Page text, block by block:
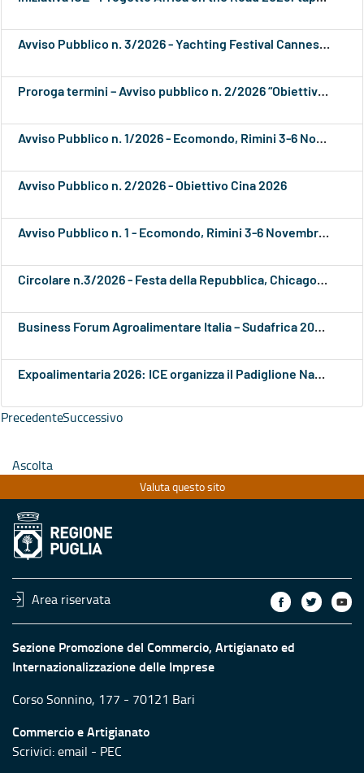
Avviso Pubblico n. 3/2026 - Yachting Festival Cannes 2026
Proroga termini – Avviso pubblico n. 2/2026 “Obiettivo Cina 2026”
Avviso Pubblico n. 1/2026 - Ecomondo, Rimini 3-6 Novembre 2026
Avviso Pubblico n. 2/2026 - Obiettivo Cina 2026
Avviso Pubblico n. 1 - Ecomondo, Rimini 3-6 Novembre 2026
Circolare n.3/2026 - Festa della Repubblica, Chicago: elenco delle imprese ammesse
Business Forum Agroalimentare Italia – Sudafrica 2026: opportunità di collaborazione e sviluppo per le imprese italiane
Expoalimentaria 2026: ICE organizza il Padiglione Nazionale Italiano a Lima
PrecedenteSuccessivo
Ascolta
Valuta questo sito
Area riservata
Sezione Promozione del Commercio, Artigianato ed
Internazionalizzazione delle Imprese
Corso Sonnino, 177 - 70121 Bari
Commercio e Artigianato
Scrivici:email - PEC